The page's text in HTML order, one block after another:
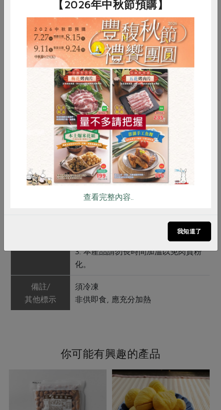
冷凍未開封保存1年
產品說明
1. 使用合作社指定原料（以*表示)。
2. 選用本土食材，復熱即可食用。
調理方式
1. 電鍋復熱：拆袋將料理倒入容器(加
蓋)，外鍋加1/3杯水，復熱約10~15分
鐘。
2. 微波復熱：拆袋將料理倒入容器中
再復熱。
3. 直火復熱：拆袋將料理倒入鍋中(加
蓋)，以小火復熱即可。
1. 本產品含有花生、大豆、芝麻、含
麩質之穀物及其製品，對其過敏者請
2. 本產品生產製程廠房，其設備或生
果類、魚類、二氧化硫過敏原成分及
3. 本產品請勿長時間加溫以免肉質粉
化。
備註/
其他標示
須冷凍
非供即食, 應充分加熱
你可能有興趣的產品
RPET 食譜 減硝酸鹽
雞蛋 食安 共同購買
【2026年中秋節預購】
查看完整內容..
我知道了